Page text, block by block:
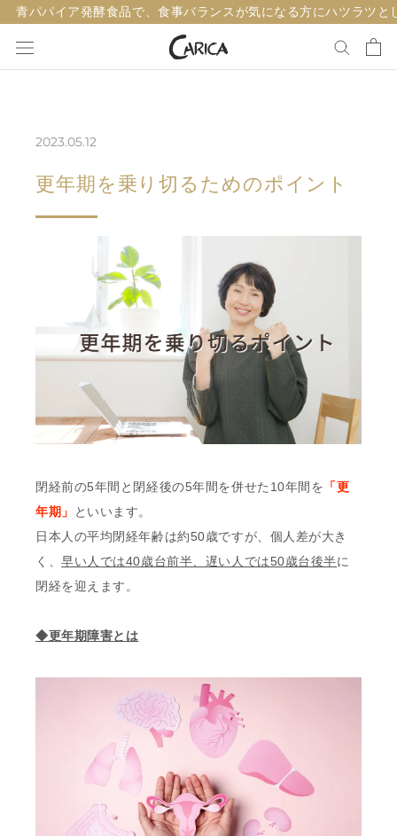
青パパイア発酵食品で、食事バランスが気になる方にハツラツと
2023.05.12
更年期を乗り切るためのポイント
閉経前の5年間と閉経後の5年間を併せた10年間を 「更
年期」
といいます。
日本人の平均閉経年齢は約50歳ですが、個人差が大き
く、早い人では40歳台前半、遅い人では50歳台後半に
閉経を迎えます。
◆更年期障害とは